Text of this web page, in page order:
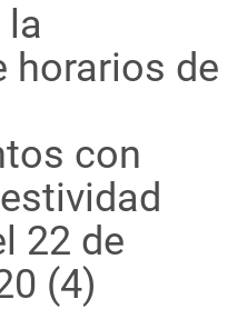
la
horarios de
con
22 de
(4)